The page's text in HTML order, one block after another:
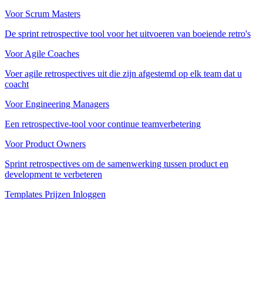
Voor Scrum Masters
De sprint retrospective tool voor het uitvoeren van boeiende retro's
Voor Agile Coaches
Voer agile retrospectives uit die zijn afgestemd op elk team dat u
coacht
Voor Engineering Managers
Een retrospective-tool voor continue teamverbetering
Voor Product Owners
Sprint retrospectives om de samenwerking tussen product en
development te verbeteren
Templates Prijzen Inloggen